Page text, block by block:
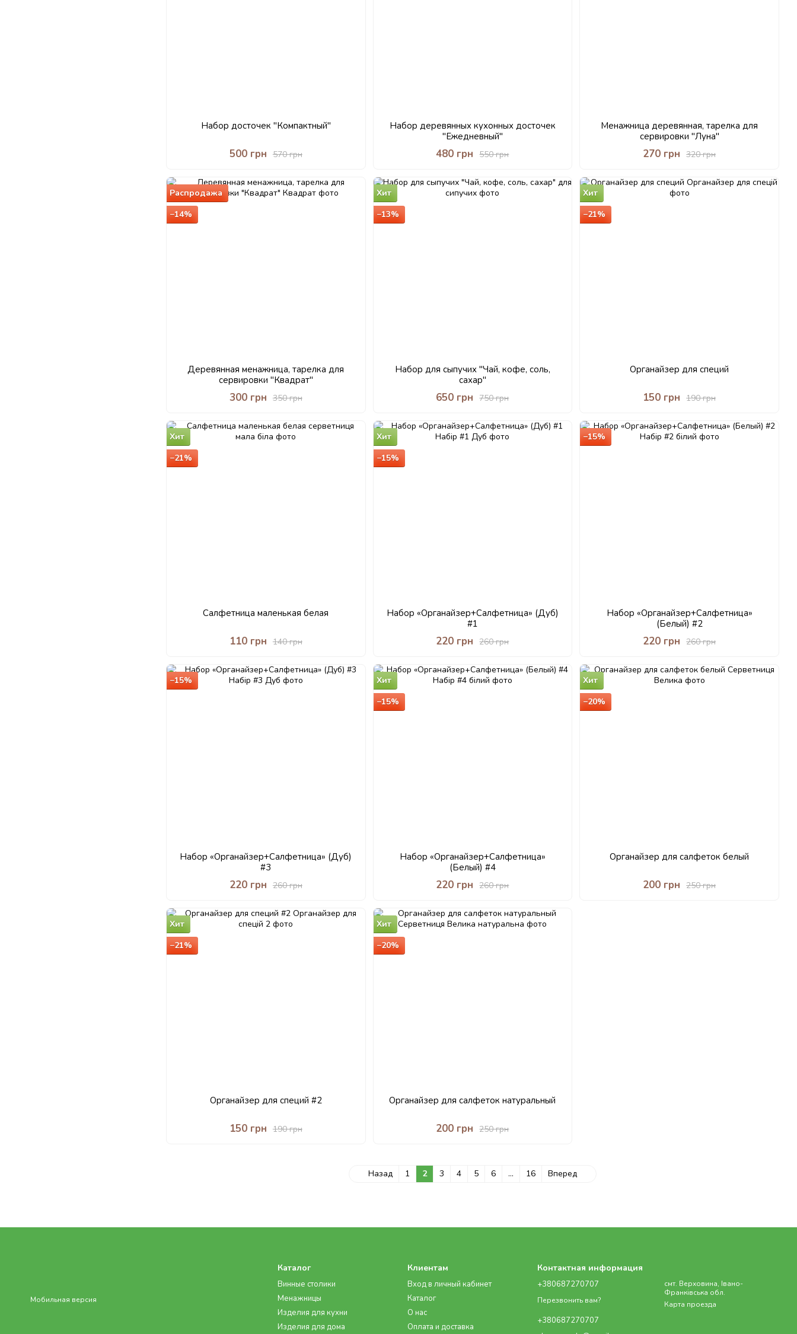
Набор досточек "Компактный"
570 грн
500 грн
Набор деревянных кухонных досточек
"Ежедневный"
550 грн
480 грн
Менажница деревянная, тарелка для
сервировки "Луна"
320 грн
270 грн
Распродажа
−14%
Деревянная менажница, тарелка для
сервировки "Квадрат"
350 грн
300 грн
Хит
−13%
Набор для сыпучих "Чай, кофе, соль,
сахар"
750 грн
650 грн
Хит
−21%
Органайзер для специй
190 грн
150 грн
Хит
−21%
Салфетница маленькая белая
140 грн
110 грн
Хит
−15%
Набор «Органайзер+Салфетница» (Дуб)
#1
260 грн
220 грн
−15%
Набор «Органайзер+Салфетница»
(Белый) #2
260 грн
220 грн
−15%
Набор «Органайзер+Салфетница» (Дуб)
#3
260 грн
220 грн
Хит
−15%
Набор «Органайзер+Салфетница»
(Белый) #4
260 грн
220 грн
Хит
−20%
Органайзер для салфеток белый
250 грн
200 грн
Хит
−21%
Органайзер для специй #2
190 грн
150 грн
Хит
−20%
Органайзер для салфеток натуральный
250 грн
200 грн
Назад 1 2 3 4 5 6 ... 16 Вперед
Мобильная версия
Каталог
Винные столики
Менажницы
Изделия для кухни
Изделия для дома
Клиентам
Вход в личный кабинет
Каталог
О нас
Оплата и доставка
Контактная информация
+380687270707
Перезвонить вам?
+380687270707
смт. Верховина, Івано-
Франківська обл.
Карта проезда